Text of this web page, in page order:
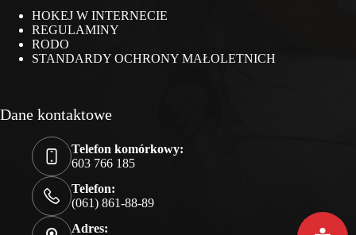
HOKEJ W INTERNECIE
REGULAMINY
RODO
STANDARDY OCHRONY MAŁOLETNICH
Dane kontaktowe
Telefon komórkowy:
603 766 185
Telefon:
(061) 861-88-89
Adres: